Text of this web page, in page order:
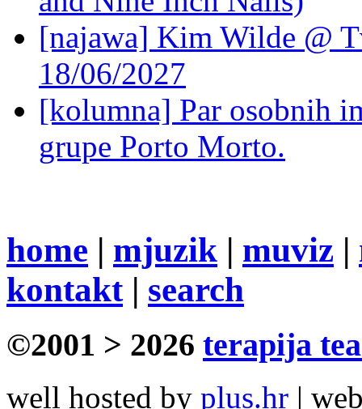
[najawa] Kim Wilde @
18/06/2027
[kolumna] Par osobnih
grupe Porto Morto.
home | mjuzik | muviz |
kontakt| search
©2001 > 2026 terapija
well hosted by plus.hr |